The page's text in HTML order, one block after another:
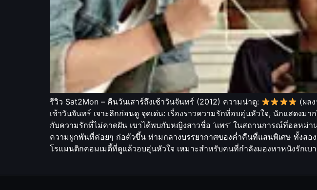
รีวิว Sat2Mon – คืนวันเสาร์ถึงเช้าวันจันทร์ (2012) ความน่าดู: (ผล
เช้าวันจันทร์ เจาะลึกก่อนดู จุดเด่น: เรื่องราวความรักที่อบอุ่นหัวใจ, นักแสดงม
กับความรักที่ไม่คาดฝัน เขาได้พบกับหญิงสาวชื่อ ‘แพร’ ในสถานการณ์ที่อลหม่
ความผูกพันที่ค่อยๆ ก่อตัวขึ้น ท่ามกลางบรรยากาศของค่ำคืนที่แสนพิเศษ ทั้งสอ
โรแมนติกคอมเมดี้ที่ดูแล้วอบอุ่นหัวใจ เหมาะสำหรับคนที่กำลังมองหาหนังรักเบ